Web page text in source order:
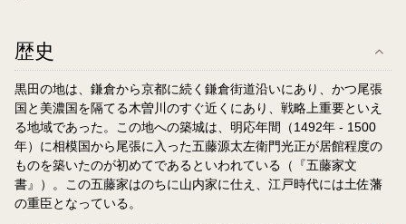
歴史
黒田の地は、鎌倉から京都に続く鎌倉街道沿いにあり、かつ尾張
国と美濃国を隔てる木曽川のすぐ近くにあり、戦略上重要といえ
る地域であった。この地への築城は、明応年間（1492年 - 1500
年）に相模国から尾張に入った五藤源太左衛門光正が居館程度の
ものを築いたのが初めてであるといわれている（『五藤家文
書』）。この五藤家はのちに山内家に仕え、江戸時代には土佐藩
の重臣となっている。